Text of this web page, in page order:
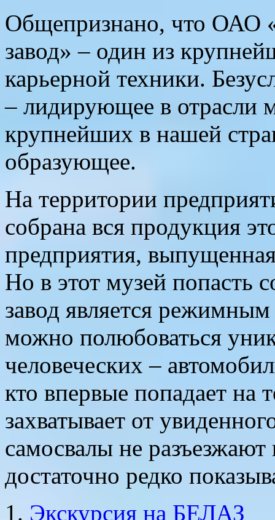
Общепризнано, что ОАО
завод» – один из
карьерной техники.
– лидирующее в отрасли
крупнейших в нашей
образующее.
На территории
собрана вся продукция
предприятия,
Но в этот музей попасть
завод является
можно полюбоваться
человеческих –
кто впервые попадает на
захватывает от
самосвалы не
достаточно редко
Экскурсия на БЕЛАЗ